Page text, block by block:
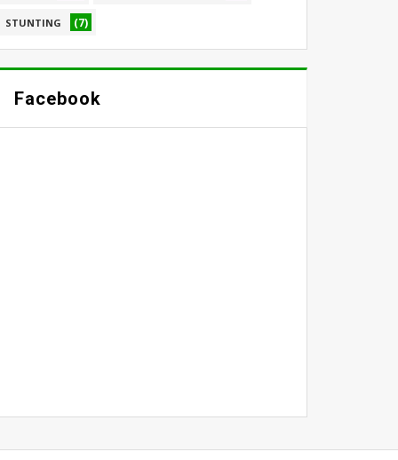
STUNTING (7)
Facebook